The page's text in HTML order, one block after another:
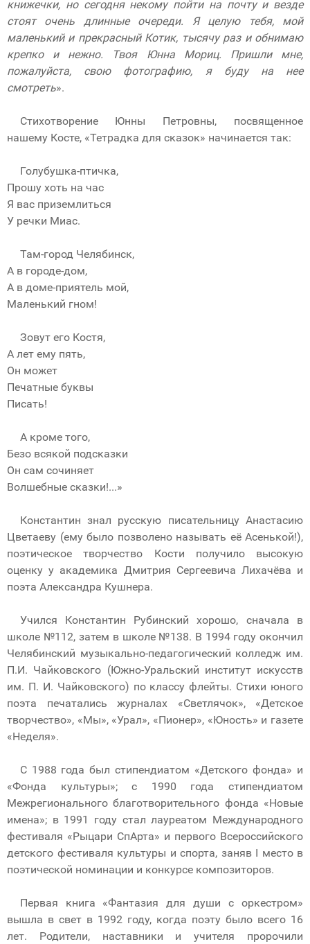
книжечки, но сегодня некому пойти на почту и везде
стоят очень длинные очереди. Я целую тебя, мой
маленький и прекрасный Котик, тысячу раз и обнимаю
крепко и нежно. Твоя Юнна Мориц. Пришли мне,
пожалуйста, свою фотографию, я буду на нее
смотреть».
Стихотворение Юнны Петровны, посвященное
нашему Косте, «Тетрадка для сказок» начинается так:
Голубушка-птичка,
Прошу хоть на час
Я вас приземлиться
У речки Миас.
Там-город Челябинск,
А в городе-дом,
А в доме-приятель мой,
Маленький гном!
Зовут его Костя,
А лет ему пять,
Он может
Печатные буквы
Писать!
А кроме того,
Безо всякой подсказки
Он сам сочиняет
Волшебные сказки!...»
Константин знал русскую писательницу Анастасию
Цветаеву (ему было позволено называть её Асенькой!),
поэтическое творчество Кости получило высокую
оценку у академика Дмитрия Сергеевича Лихачёва и
поэта Александра Кушнера.
Учился Константин Рубинский хорошо, сначала в
школе №112, затем в школе №138. В 1994 году окончил
Челябинский музыкально-педагогический колледж им.
П.И. Чайковского (Южно-Уральский институт искусств
им. П. И. Чайковского) по классу флейты. Стихи юного
поэта печатались журналах «Светлячок», «Детское
творчество», «Мы», «Урал», «Пионер», «Юность» и газете
«Неделя».
С 1988 года был стипендиатом «Детского фонда» и
«Фонда культуры»; с 1990 года стипендиатом
Межрегионального благотворительного фонда «Новые
имена»; в 1991 году стал лауреатом Международного
фестиваля «Рыцари СпАрта» и первого Всероссийского
детского фестиваля культуры и спорта, заняв I место в
поэтической номинации и конкурсе композиторов.
Первая книга «Фантазия для души с оркестром»
вышла в свет в 1992 году, когда поэту было всего 16
лет. Родители, наставники и учителя пророчили